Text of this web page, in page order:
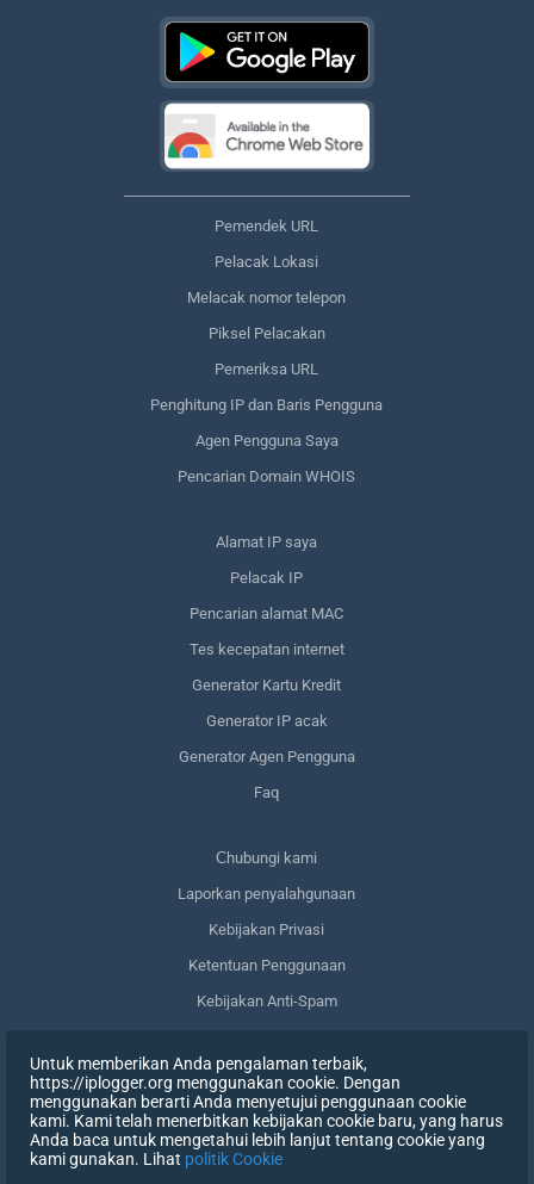
Pemendek URL
Pelacak Lokasi
Melacak nomor telepon
Piksel Pelacakan
Pemeriksa URL
Penghitung IP dan Baris Pengguna
Agen Pengguna Saya
Pencarian Domain WHOIS
Alamat IP saya
Pelacak IP
Pencarian alamat MAC
Tes kecepatan internet
Generator Kartu Kredit
Generator IP acak
Generator Agen Pengguna
Faq
Сhubungi kami
Laporkan penyalahgunaan
Kebijakan Privasi
Ketentuan Penggunaan
Kebijakan Anti-Spam
Menghapus data saya
Mencabut persetujuan
Untuk memberikan Anda pengalaman terbaik,
https://iplogger.org menggunakan cookie. Dengan
menggunakan berarti Anda menyetujui penggunaan cookie
kami. Kami telah menerbitkan kebijakan cookie baru, yang harus
Anda baca untuk mengetahui lebih lanjut tentang cookie yang
kami gunakan. Lihat politik Cookie